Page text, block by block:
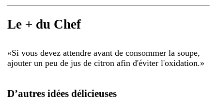
Le + du Chef
«Si vous devez attendre avant de consommer la soupe,
ajouter un peu de jus de citron afin d'éviter l'oxidation.»
D’autres idées délicieuses